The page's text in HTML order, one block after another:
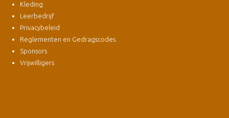
Kleding
Leerbedrijf
Privacybeleid
Reglementen en Gedragscodes
Sponsors
Vrijwilligers